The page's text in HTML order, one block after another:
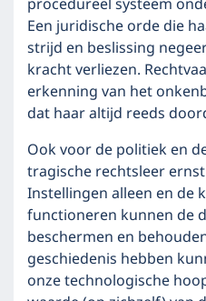
Een juridische orde die
strijd en beslissing
kracht verliezen.
erkenning van het
dat haar altijd reeds
Ook voor de politiek en
tragische rechtsleer
Instellingen alleen en de
functioneren kunnen de
beschermen en
geschiedenis hebben
onze technologische